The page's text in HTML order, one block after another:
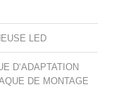
LED
D‘ADAPTATION
DE MONTAGE